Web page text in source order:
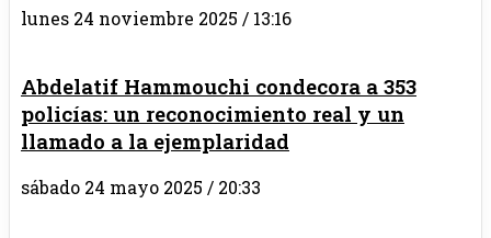
lunes 24 noviembre 2025 / 13:16
Abdelatif Hammouchi condecora a 353
policías: un reconocimiento real y un
llamado a la ejemplaridad
sábado 24 mayo 2025 / 20:33